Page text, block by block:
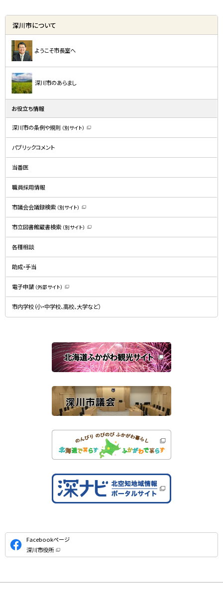
深川市について
ようこそ市長室へ
深川市のあらまし
お役立ち情報
深川市の条例や規則 （別サイト）
新
ン
で
す
）
パブリックコメント
当番医
職員採用情報
市議会会議録検索 （別サイト）
新
規
ウ
ン
で
す
市立図書館蔵書検索 （別サイト）
新
ン
で
す
）
各種相談
助成・手当
電子申請 （外部サイト）
新
規
ウ
ン
開
き
ま
す
）
市内学校（小・中学校、高校、大学など）
公
式
S
Facebookページ
深川市役所
（
ン